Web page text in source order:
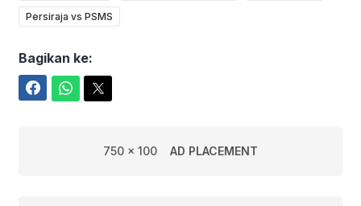
Persiraja vs PSMS
Bagikan ke:
750 x 100 AD PLACEMENT